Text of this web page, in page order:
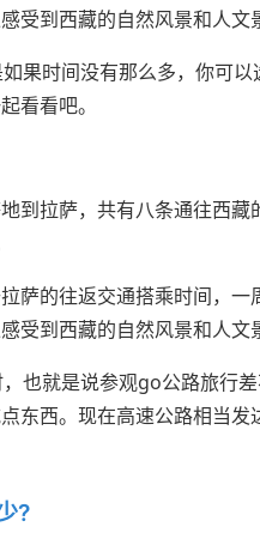
受到西藏的自然风景和人文
果时间没有那么多，你可以
看看吧。
到拉萨，共有八条通往西
萨的往返交通搭乘时间，
受到西藏的自然风景和人文
也就是说参观go公路旅行
东西。现在高速公路相当
?